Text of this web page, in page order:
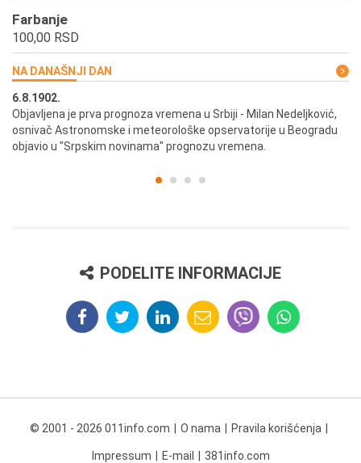
Farbanje
100,00 RSD
NA DANAŠNJI DAN
6.8.1902.
Objavljena je prva prognoza vremena u Srbiji - Milan Nedeljković,
osnivač Astronomske i meteorološke opservatorije u Beogradu
objavio u "Srpskim novinama" prognozu vremena.
PODELITE INFORMACIJE
© 2001 - 2026 011info.com O nama Pravila korišćenja
Impressum E-mail 381info.com